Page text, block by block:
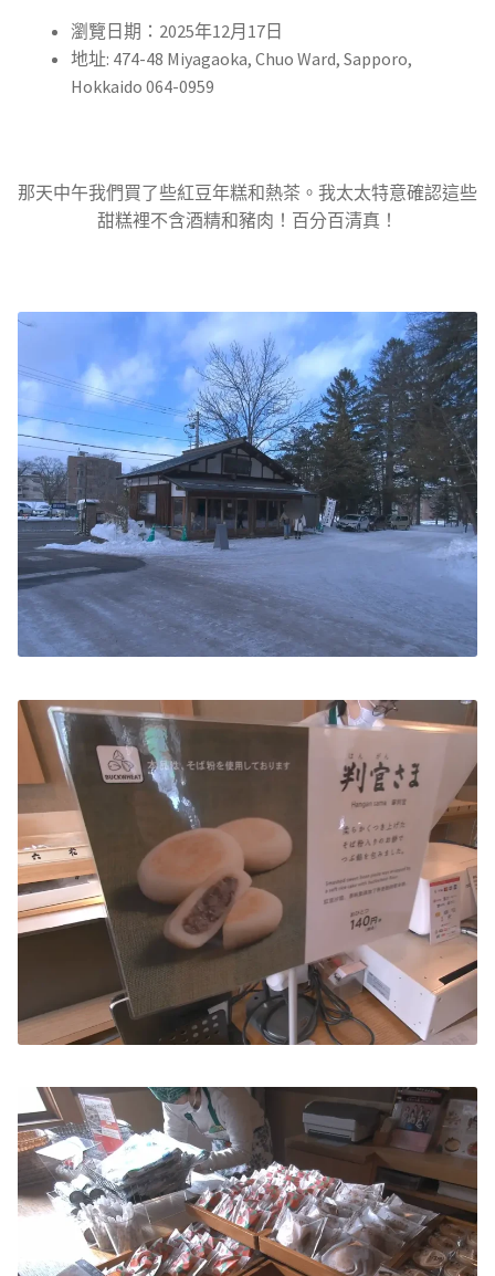
瀏覽日期：2025年12月17日
地址: 474-48 Miyagaoka, Chuo Ward, Sapporo,
Hokkaido 064-0959
那天中午我們買了些紅豆年糕和熱茶。我太太特意確認這些
甜糕裡不含酒精和豬肉！百分百清真！